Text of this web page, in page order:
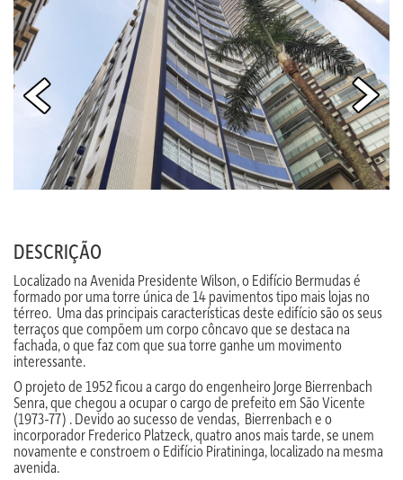
DESCRIÇÃO
Localizado na Avenida Presidente Wilson, o Edifício Bermudas é
formado por uma torre única de 14 pavimentos tipo mais lojas no
térreo. Uma das principais características deste edifício são os seus
terraços que compõem um corpo côncavo que se destaca na
fachada, o que faz com que sua torre ganhe um movimento
interessante.
O projeto de 1952 ficou a cargo do engenheiro Jorge Bierrenbach
Senra, que chegou a ocupar o cargo de prefeito em São Vicente
(1973-77) . Devido ao sucesso de vendas, Bierrenbach e o
incorporador Frederico Platzeck, quatro anos mais tarde, se unem
novamente e constroem o Edifício Piratininga, localizado na mesma
avenida.